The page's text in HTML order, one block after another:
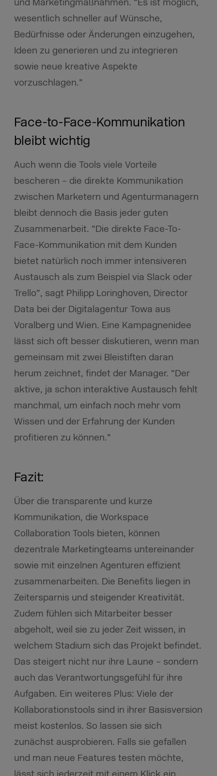
und Marketingmaßnahmen. “Es ist möglich,
wesentlich schneller auf Wünsche,
Bedürfnisse oder Änderungen einzugehen,
Ideen zu generieren und zu integrieren
sowie neue kreative Aspekte
vorzuschlagen.”
Face-to-Face-Kommunikation
bleibt wichtig
Auch wenn die Tools viele Vorteile
bescheren – die direkte Kommunikation
zwischen Marketern und Agenturmanagern
bleibt dennoch die Basis jeder guten
Zusammenarbeit. “Die direkte Face-To-
Face-Kommunikation mit dem Kunden
bietet natürlich noch immer intensiveren
Austausch als zum Beispiel via Slack oder
Trello”, sagt Philipp Loringhoven, Director
Data bei der Digitalagentur Towa aus
Voralberg und Wien. Eine Kampagnenidee
lässt sich oft besser diskutieren, wenn man
gemeinsam mit zwei Bleistiften daran
herum zeichnet, findet der Manager. “Der
aktive, ja schon interaktive Austausch fehlt
manchmal, um einfach noch mehr vom
Wissen und der Erfahrung der Kunden
profitieren zu können.”
Fazit:
Über die transparente und kurze
Kommunikation, die Workspace
Collaboration Tools bieten, können
dezentrale Marketingteams untereinander
sowie mit einzelnen Agenturen effizient
zusammenarbeiten. Die Benefits liegen in
Zeitersparnis und steigender Kreativität.
Zudem fühlen sich Mitarbeiter besser
abgeholt, weil sie zu jeder Zeit wissen, in
welchem Stadium sich das Projekt befindet.
Das steigert nicht nur ihre Laune – sondern
auch das Verantwortungsgefühl für ihre
Aufgaben. Ein weiteres Plus: Viele der
Kollaborationstools sind in ihrer Basisversion
meist kostenlos. So lassen sie sich
zunächst ausprobieren. Falls sie gefallen
und man neue Features testen möchte,